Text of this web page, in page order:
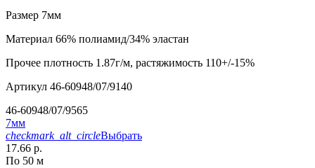
Размер 7мм
Материал 66% полиамид/34% эластан
Прочее плотность 1.87г/м, растяжимость 110+/-15%
Артикул 46-60948/07/9140
46-60948/07/9565
7мм
checkmark_alt_circleВыбрать
17.66 р.
По 50 м